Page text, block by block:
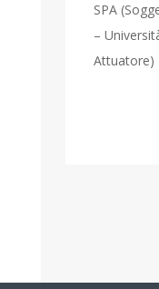
SPA
–
Attuatore)